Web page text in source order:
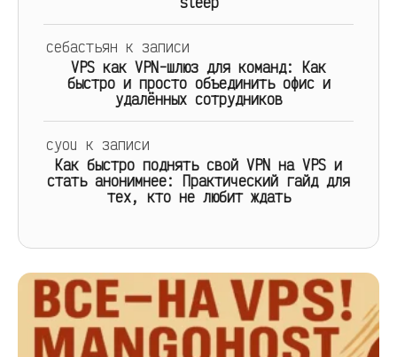
себастьян к записи
VPS как VPN-шлюз для команд: Как
быстро и просто объединить офис и
удалённых сотрудников
cyou к записи
Как быстро поднять свой VPN на VPS и
стать анонимнее: Практический гайд для
тех, кто не любит ждать